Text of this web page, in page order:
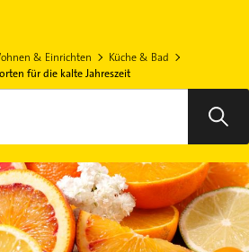
& Einrichten
Küche & Bad
für die kalte Jahreszeit